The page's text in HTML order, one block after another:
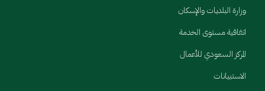
وزارة البلديات والإسكان
اتفاقية مستوى الخدمة
المركز السعودي للأعمال
الاستبيانات